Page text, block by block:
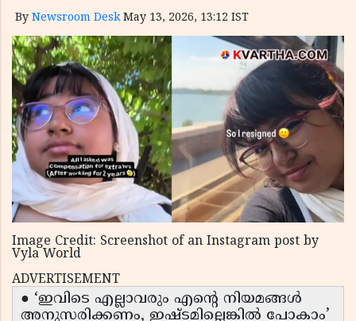
By Newsroom Desk May 13, 2026, 13:12 IST
Image Credit: Screenshot of an Instagram post by
Vyla World
ADVERTISEMENT
● ‘ഇവിടെ എല്ലാവരും എൻ്റെ നിയമങ്ങൾ
അനുസരിക്കണം, ഇഷ്ടമില്ലെങ്കിൽ പോകാം’